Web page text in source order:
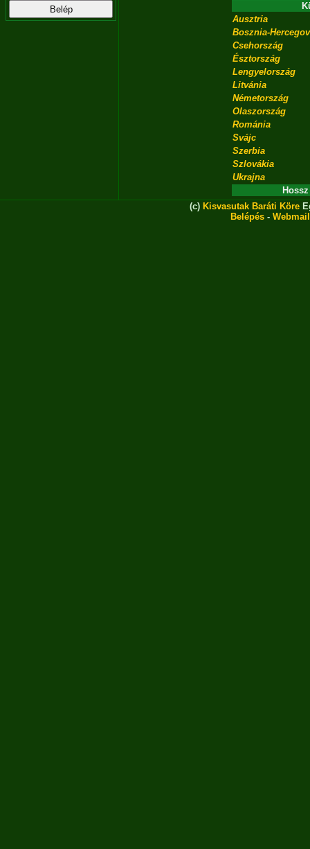
Ausztria
Bosznia-
Csehország
Észtország
Lengyelország
Litvánia
Németország
Olaszország
Románia
Svájc
Szerbia
Szlovákia
Ukrajna
(c) Kisvasutak Baráti Köre
Belépés - Webmail